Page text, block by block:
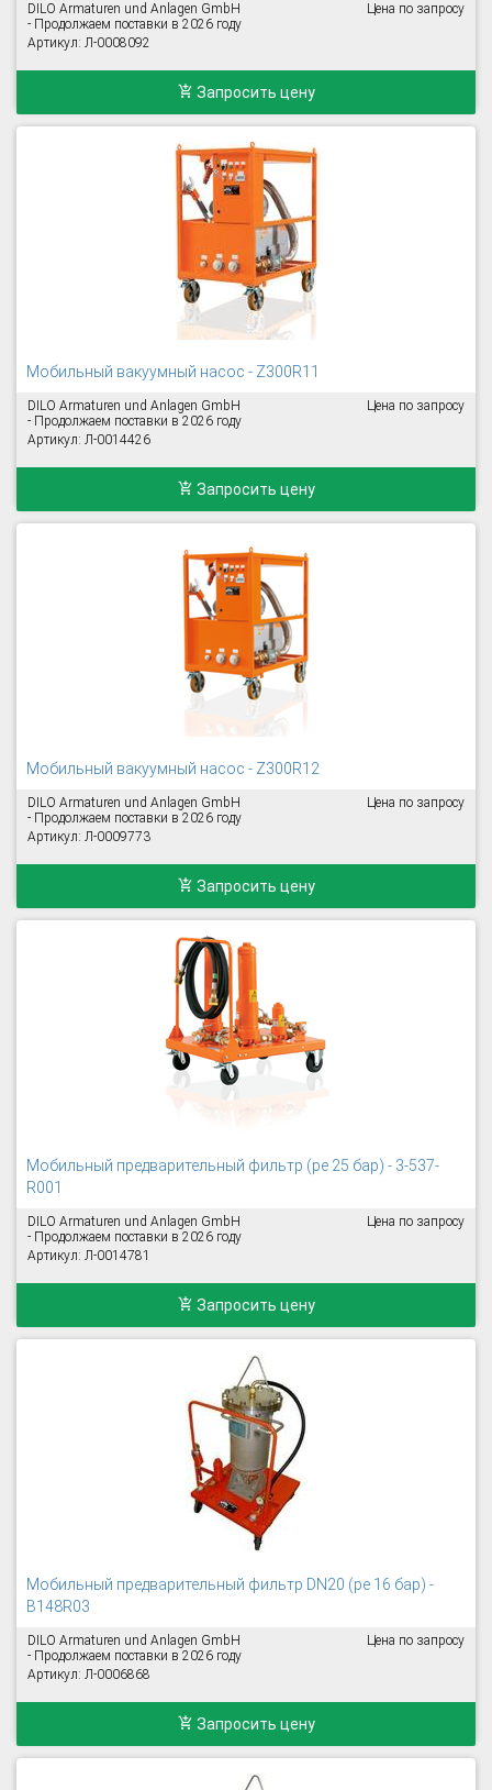
DILO Armaturen und Anlagen GmbH
- Продолжаем поставки в 2026 году
Артикул: Л-0008092
Цена по запросу
Запросить цену
Мобильный вакуумный насос - Z300R11
DILO Armaturen und Anlagen GmbH
- Продолжаем поставки в 2026 году
Артикул: Л-0014426
Цена по запросу
Запросить цену
Мобильный вакуумный насос - Z300R12
DILO Armaturen und Anlagen GmbH
- Продолжаем поставки в 2026 году
Артикул: Л-0009773
Цена по запросу
Запросить цену
Мобильный предварительный фильтр (pe 25 бар) - 3-537-
R001
DILO Armaturen und Anlagen GmbH
- Продолжаем поставки в 2026 году
Артикул: Л-0014781
Цена по запросу
Запросить цену
Мобильный предварительный фильтр DN20 (pe 16 бар) -
B148R03
DILO Armaturen und Anlagen GmbH
- Продолжаем поставки в 2026 году
Артикул: Л-0006868
Цена по запросу
Запросить цену